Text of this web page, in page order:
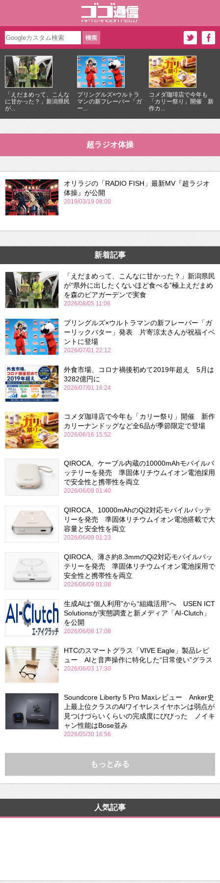
「えだまめって、こんな
に甘かった？」新潟県民
が...
プリングルズ×ウルトラ
マンの新フレーバー「ガ
ー...
コメダ珈琲店で今年も
「カリー祭り」開催 新
作カ...
超ラジオ体操
オリラジの「RADIO FISH」最新MV『超ラジオ
体操』が公開
2019/03/19 08:00
新着記事
「えだまめって、こんなに甘かった？」新潟県民
が“県外に出したくないほど食べる”極上えだまめ
を森のビアガーデンで実食
2026/08/05 11:06
プリングルズ×ウルトラマンの新フレーバー「ガ
ーリックバター」発表 片寄涼太さんが祝福イベ
ントに登場
2026/07/01 22:12
外食市場、コロナ禍後初めて2019年超え 5月は
3282億円に
2026/07/01 16:24
コメダ珈琲店で今年も「カリー祭り」開催 新作
カリーナンドッグなど全6品が季節限定で登場
2026/06/16 15:52
QIROCA、ケーブル内蔵の10000mAhモバイルバ
ッテリーを発売 準固体リチウムイオン電池採用
で安全性と携帯性を両立
2026/06/09 01:40
QIROCA、10000mAhのQi2対応モバイルバッテ
リーを発売 準固体リチウムイオン電池搭載で大
容量と安全性を両立
2026/06/09 01:23
QIROCA、薄さ約8.3mmのQi2対応モバイルバッ
テリーを発売 準固体リチウムイオン電池採用で
安全性と携帯性を両立
2026/06/09 01:08
生成AIは“個人利用”から“組織活用”へ USEN ICT
Solutionsが実態調査と新メディア「AI-Clutch」
を公開
2026/06/08 17:08
HTCのスマートグラス「VIVE Eagle」製品レビ
ュー AIと音声操作に特化した“日常使い”グラス
2026/06/03 17:30
Soundcore Liberty 5 Pro Maxレビュー Anker史
上最上位クラスのAIワイヤレスイヤホンは弱点が
見つけづらいくらいの完成度にびびった ノイキ
ャン性能はBose並み
2026/05/30 16:56
もっとみる
人気記事